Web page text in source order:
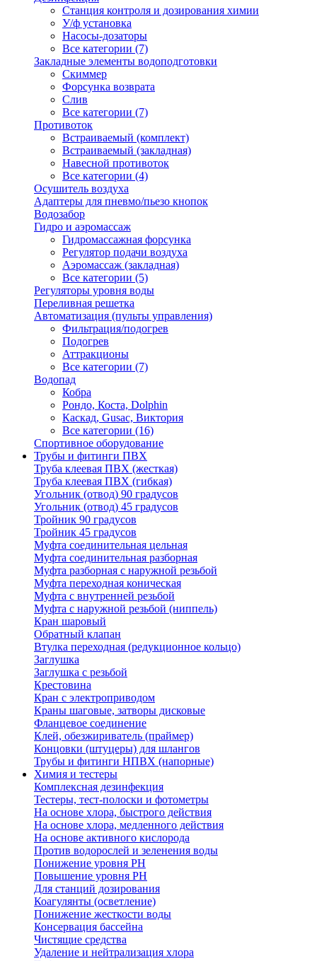
Станция контроля и дозирования химии
У/ф установка
Насосы-дозаторы
Все категории (7)
Закладные элементы водоподготовки
Скиммер
Форсунка возврата
Слив
Все категории (7)
Противоток
Встраиваемый (комплект)
Встраиваемый (закладная)
Навесной противоток
Все категории (4)
Осушитель воздуха
Адаптеры для пневмо/пьезо кнопок
Водозабор
Гидро и аэромассаж
Гидромассажная форсунка
Регулятор подачи воздуха
Аэромассаж (закладная)
Все категории (5)
Регуляторы уровня воды
Переливная решетка
Автоматизация (пульты управления)
Фильтрация/подогрев
Подогрев
Аттракционы
Все категории (7)
Водопад
Кобра
Рондо, Коста, Dolphin
Каскад, Gusac, Виктория
Все категории (16)
Спортивное оборудование
Трубы и фитинги ПВХ
Труба клеевая ПВХ (жесткая)
Труба клеевая ПВХ (гибкая)
Угольник (отвод) 90 градусов
Угольник (отвод) 45 градусов
Тройник 90 градусов
Тройник 45 градусов
Муфта соединительная цельная
Муфта соединительная разборная
Муфта разборная с наружной резьбой
Муфта переходная коническая
Муфта с внутренней резьбой
Муфта с наружной резьбой (ниппель)
Кран шаровый
Обратный клапан
Втулка переходная (редукционное кольцо)
Заглушка
Заглушка с резьбой
Крестовина
Кран с электроприводом
Краны шаговые, затворы дисковые
Фланцевое соединение
Клей, обезжириватель (праймер)
Концовки (штуцеры) для шлангов
Трубы и фитинги НПВХ (напорные)
Химия и тестеры
Комплексная дезинфекция
Тестеры, тест-полоски и фотометры
На основе хлора, быстрого действия
На основе хлора, медленного действия
На основе активного кислорода
Против водорослей и зеленения воды
Понижение уровня РН
Повышение уровня РН
Для станций дозирования
Коагулянты (осветление)
Понижение жесткости воды
Консервация бассейна
Чистящие средства
Удаление и нейтрализация хлора